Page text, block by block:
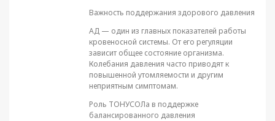
Важность поддержания здорового давления
АД — один из главных показателей работы
кровеносной системы. От его регуляции
зависит общее состояние организма.
Колебания давления часто приводят к
повышенной утомляемости и другим
неприятным симптомам.
Роль ТОНУСОЛа в поддержке
балансированного давления